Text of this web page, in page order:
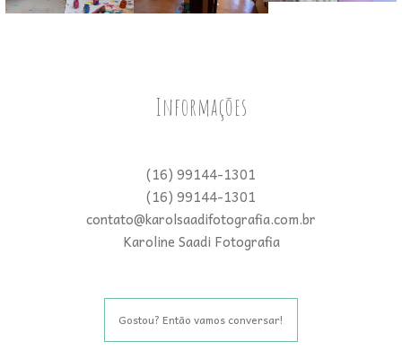
Informações
(16) 99144-1301
(16) 99144-1301
contato@karolsaadifotografia.com.br
Karoline Saadi Fotografia
Gostou? Então vamos conversar!